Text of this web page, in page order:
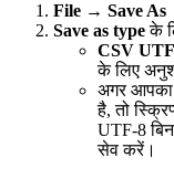
File → Save As
Save as typeके
CSV
के लिए
अगर आपका
है, तो
UTF‑8
सेव करें।